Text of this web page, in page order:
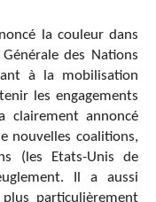
la couleur dans
des Nations
à la mobilisation
les engagements
clairement annoncé
nouvelles coalitions,
(les Etats-Unis de
Il a aussi
particulièrement